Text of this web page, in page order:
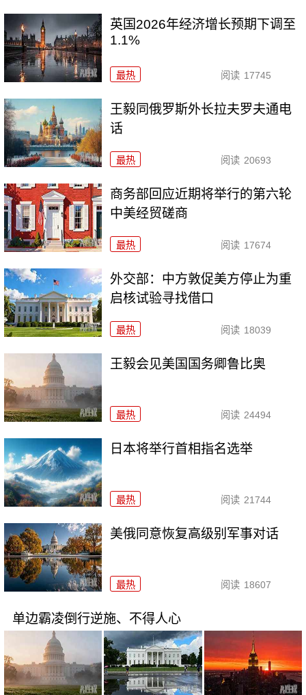
英国2026年经济增长预期下调至
1.1%
最热 阅读 17745
王毅同俄罗斯外长拉夫罗夫通电
话
最热 阅读 20693
商务部回应近期将举行的第六轮
中美经贸磋商
最热 阅读 17674
外交部：中方敦促美方停止为重
启核试验寻找借口
最热 阅读 18039
王毅会见美国国务卿鲁比奥
最热 阅读 24494
日本将举行首相指名选举
最热 阅读 21744
美俄同意恢复高级别军事对话
最热 阅读 18607
单边霸凌倒行逆施、不得人心